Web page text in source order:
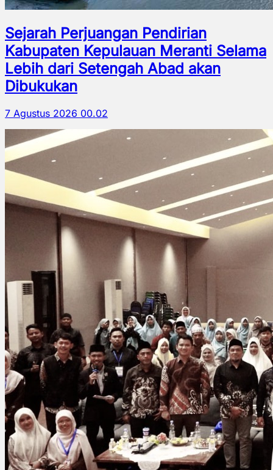
Sejarah Perjuangan Pendirian
Kabupaten Kepulauan Meranti Selama
Lebih dari Setengah Abad akan
Dibukukan
7 Agustus 2026 00.02